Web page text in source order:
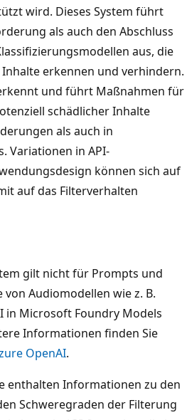
wird. Dieses System führt
als auch den Abschluss
aus, die
erkennen und verhindern.
und führt Maßnahmen für
schädlicher Inhalte
als auch in
Variationen in API-
können sich auf
auf das Filterverhalten
gilt nicht für Prompts und
Audiomodellen wie z. B.
in Microsoft Foundry Models
Informationen finden Sie
OpenAI.
enthalten Informationen zu den
Schweregraden der Filterung